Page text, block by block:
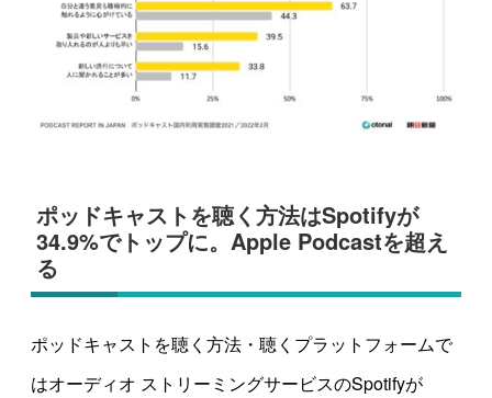
ポッドキャストを聴く方法はSpotifyが
34.9%でトップに。Apple Podcastを超え
る
ポッドキャストを聴く方法・聴くプラットフォームで
はオーディオ ストリーミングサービスのSpotifyが